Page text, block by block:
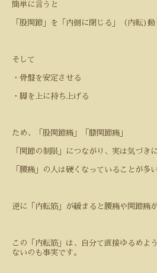
簡単に言うと
「股関節」を「内側に閉じる」（内転)動
そして
・骨盤を安定させる
・脚を上に持ち上げる
ため、「股関節痛」「膝関節痛」
「関節の制限」につながり、実は気づき
「腰痛」の人は硬くなっていることが多
逆に「内転筋」が緩まると腰痛や関節痛
この「内転筋」は、自分て直接ゆるめよ
ないのも事実です。